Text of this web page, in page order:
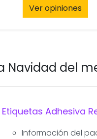
Ver opiniones
Navidad del
Etiquetas Adhesiva
Información del